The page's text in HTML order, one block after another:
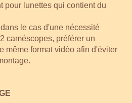
pour lunettes qui contient du
le cas d'une nécessité
caméscopes, préférer un
même format vidéo afin d'éviter